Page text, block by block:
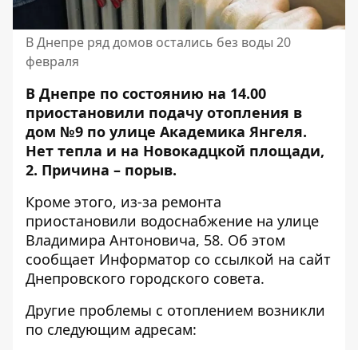
В Днепре ряд домов остались без воды 20
февраля
В Днепре по состоянию на 14.00
приостановили подачу отопления в
дом №9 по улице Академика Янгеля.
Нет тепла и на Новокадцкой площади,
2. Причина – порыв.
Кроме этого, из-за ремонта
приостановили водоснабжение на улице
Владимира Антоновича, 58. Об этом
сообщает Информатор со ссылкой на сайт
Днепровского городского совета.
Другие проблемы с отоплением возникли
по следующим адресам: